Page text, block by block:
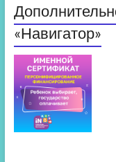
«Навигатор»